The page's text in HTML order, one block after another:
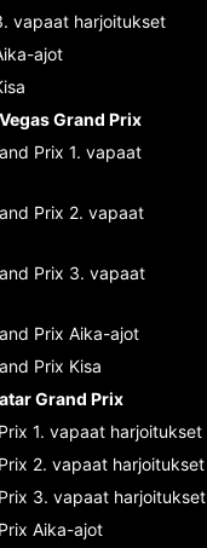
vapaat harjoitukset
ajot
Grand Prix
Prix 1. vapaat
Prix 2. vapaat
Prix 3. vapaat
Prix Aika-ajot
Prix Kisa
Grand Prix
1. vapaat harjoitukset
2. vapaat harjoitukset
3. vapaat harjoitukset
Aika-ajot